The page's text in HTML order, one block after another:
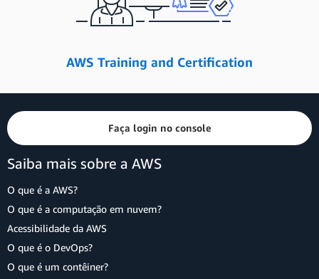
AWS Training and Certification
Faça login no console
Saiba mais sobre a AWS
O que é a AWS?
O que é a computação em nuvem?
Acessibilidade da AWS
O que é o DevOps?
O que é um contêiner?